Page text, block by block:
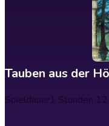
Tauben aus der
Spieldauer1 Stunden